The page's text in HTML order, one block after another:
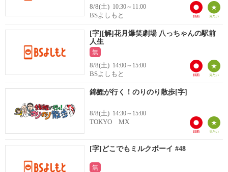
8/8(土) 10:30～11:00
BSよしもと
[字][解]花月爆笑劇場 八っちゃんの駅前
人生
無
8/8(土) 14:00～15:00
BSよしもと
錦鯉が行く！のりのり散歩[字]
8/8(土) 14:30～15:00
TOKYO MX
[字]どこでもミルクボーイ #48
無